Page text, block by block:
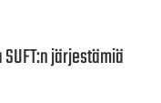
järjestämiä